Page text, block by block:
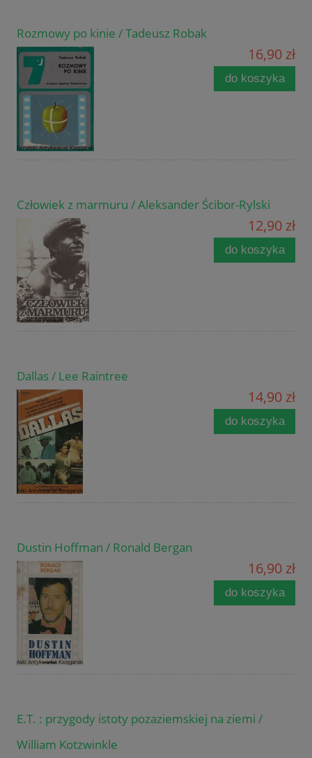
Rozmowy po kinie / Tadeusz Robak
16,90 zł
do koszyka
Człowiek z marmuru / Aleksander Ścibor-Rylski
12,90 zł
do koszyka
Dallas / Lee Raintree
14,90 zł
do koszyka
Dustin Hoffman / Ronald Bergan
16,90 zł
do koszyka
E.T. : przygody istoty pozaziemskiej na ziemi /
William Kotzwinkle